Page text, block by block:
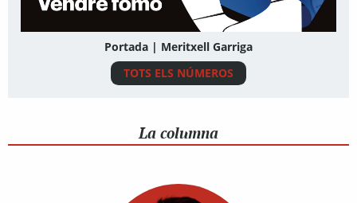
Portada | Meritxell Garriga
TOTS ELS NÚMEROS
La columna